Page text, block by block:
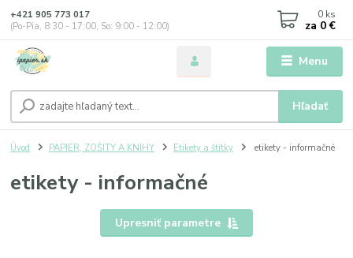
Menu
Hľadať
+421 905 773 017
(Po-Pia, 8:30 - 17:00, So: 9:00 - 12:00)
0 ks
za 0 €
Úvod PAPIER, ZOŠITY A KNIHY Etikety a štítky etikety - informačné
etikety - informačné
Upresniť parametre